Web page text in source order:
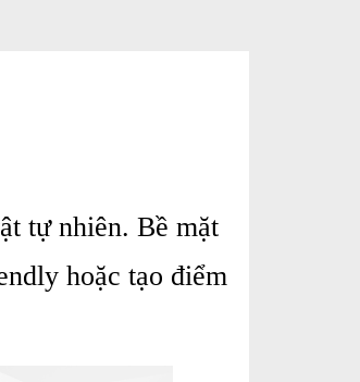
tự nhiên. Bề mặt
hoặc tạo điểm